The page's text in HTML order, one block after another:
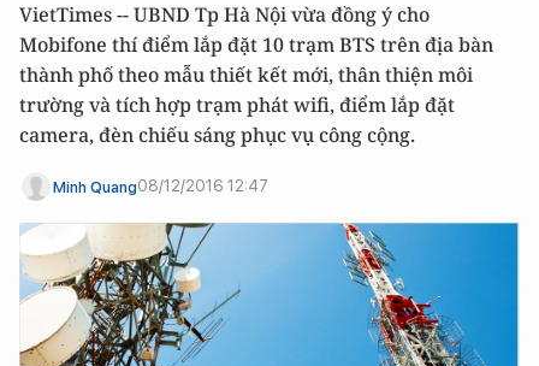
VietTimes -- UBND Tp Hà Nội vừa đồng ý cho
Mobifone thí điểm lắp đặt 10 trạm BTS trên địa bàn
thành phố theo mẫu thiết kết mới, thân thiện môi
trường và tích hợp trạm phát wifi, điểm lắp đặt
camera, đèn chiếu sáng phục vụ công cộng.
Minh Quang08/12/2016 12:47